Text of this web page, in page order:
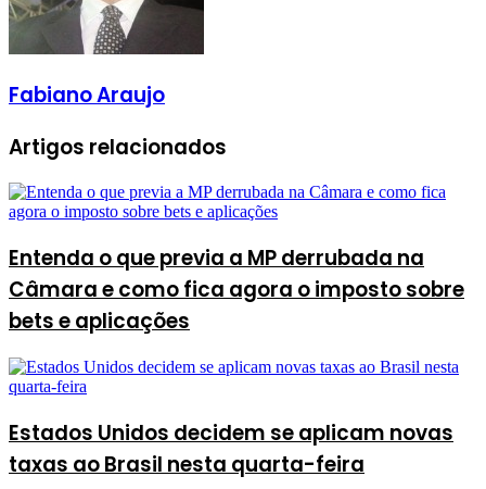
Fabiano Araujo
Artigos relacionados
Entenda o que previa a MP derrubada na
Câmara e como fica agora o imposto sobre
bets e aplicações
Estados Unidos decidem se aplicam novas
taxas ao Brasil nesta quarta-feira